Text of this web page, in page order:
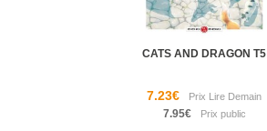
CATS AND DRAGON T5
7.23€
7.95€